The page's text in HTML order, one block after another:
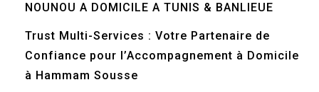
NOUNOU A DOMICILE A TUNIS & BANLIEUE
Trust Multi-Services : Votre Partenaire de
Confiance pour l’Accompagnement à Domicile
à Hammam Sousse